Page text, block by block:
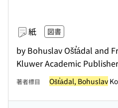
紙 図書
by Bohuslav Ošt̕ádal and
Kluwer Academic
著者標目 Ošt̕ádal, Bohuslav